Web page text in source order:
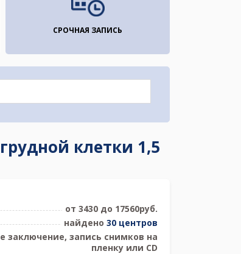
СРОЧНАЯ ЗАПИСЬ
клетки 1,5
от 3430 до 17560руб.
найдено 30 центров
заключение, запись снимков на
пленку или CD